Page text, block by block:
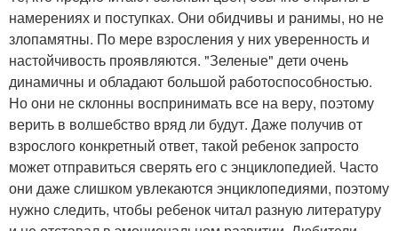
намерениях и поступках. Они обидчивы и ранимы, но не
злопамятны. По мере взросления у них уверенность и
настойчивость проявляются. "Зеленые" дети очень
динамичны и обладают большой работоспособностью.
Но они не склонны воспринимать все на веру, поэтому
верить в волшебство вряд ли будут. Даже получив от
взрослого конкретный ответ, такой ребенок запросто
может отправиться сверять его с энциклопедией. Часто
они даже слишком увлекаются энциклопедиями, поэтому
нужно следить, чтобы ребенок читал разную литературу